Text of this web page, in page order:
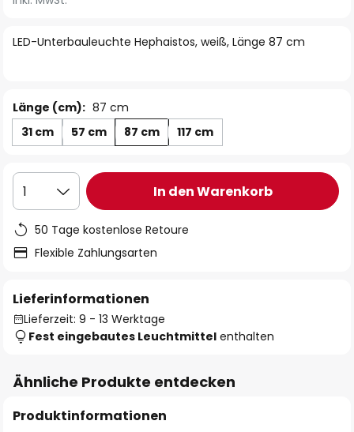
springen
LED-Unterbauleuchte Hephaistos, weiß, Länge 87 cm
Länge (cm): 87 cm
31 cm
57 cm 87 cm 117 cm
1 In den Warenkorb
50 Tage kostenlose Retoure
Flexible Zahlungsarten
Lieferinformationen
Lieferzeit: 9 - 13 Werktage
Fest eingebautes Leuchtmittel enthalten
Ähnliche Produkte entdecken
Produktinformationen